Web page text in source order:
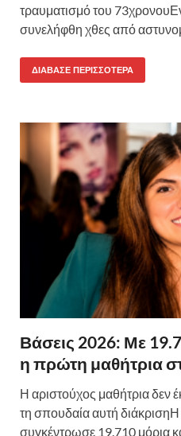
τραυματισμό του
συνελήφθη χθες από
ΔΙΆΒΑΣΕ ΠΕΡΙΣΣΌΤΕΡΑ
Βάσεις 2026: Με
η πρώτη μαθήτρια
Η αριστούχος μαθήτρια δεν
τη σπουδαία αυτή
συγκέντρωσε 19.710 μόρια